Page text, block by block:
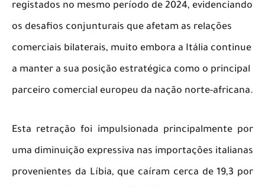
registados no mesmo período de 2024, evidenciando
os desafios conjunturais que afetam as relações
comerciais bilaterais, muito embora a Itália continue
a manter a sua posição estratégica como o principal
parceiro comercial europeu da nação norte-africana.
​Esta retração foi impulsionada principalmente por
uma diminuição expressiva nas importações italianas
provenientes da Líbia, que caíram cerca de 19,3 por